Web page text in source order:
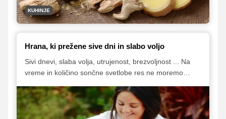
KUHINJE
Hrana, ki prežene sive dni in slabo voljo
Sivi dnevi, slaba volja, utrujenost, brezvoljnost ... Na
vreme in količino sončne svetlobe res ne moremo
tem posredno vplivamo tudi na svoje razpoloženje!